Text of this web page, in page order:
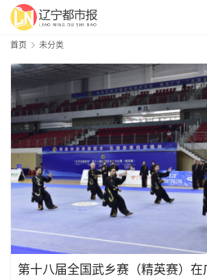
首页 未分类
第十八届全国武乡赛（精英赛）在